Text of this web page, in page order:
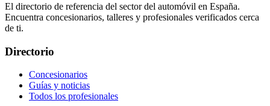
El directorio de referencia del sector del automóvil en España.
Encuentra concesionarios, talleres y profesionales verificados cerca
de ti.
Directorio
Concesionarios
Guías y noticias
Todos los profesionales